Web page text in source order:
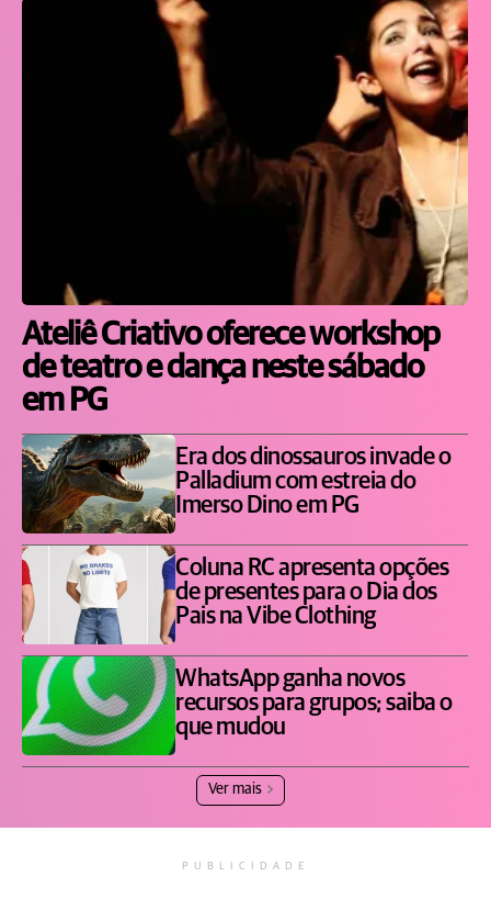
Ateliê Criativo oferece workshop
de teatro e dança neste sábado
em PG
Era dos dinossauros invade o
Palladium com estreia do
Imerso Dino em PG
Coluna RC apresenta opções
de presentes para o Dia dos
Pais na Vibe Clothing
WhatsApp ganha novos
recursos para grupos; saiba o
que mudou
Ver mais
PUBLICIDADE